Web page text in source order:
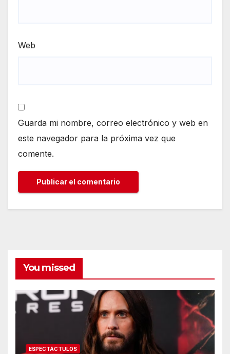
Web
Guarda mi nombre, correo electrónico y web en
este navegador para la próxima vez que
comente.
You missed
ESPECTÁCTULOS